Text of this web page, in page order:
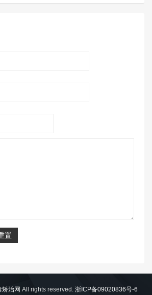
置
矫治网 All rights reserved. 浙ICP备09020836号-6